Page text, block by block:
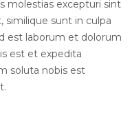
molestias excepturi sint
similique sunt in culpa
est laborum et dolorum
est et expedita
soluta nobis est